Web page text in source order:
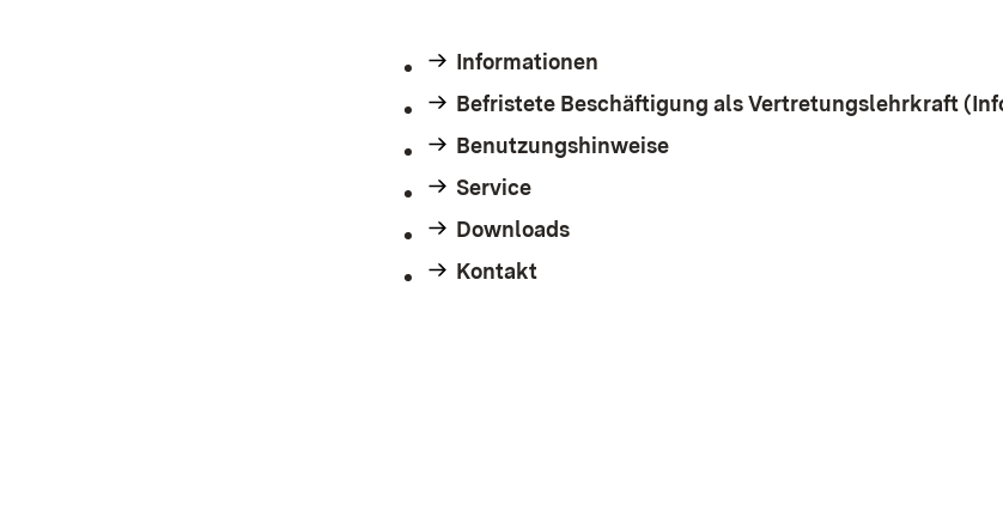
Informationen
Befristete Beschäftigung als Vertretungslehrkraft
Benutzungshinweise
Service
Downloads
Kontakt